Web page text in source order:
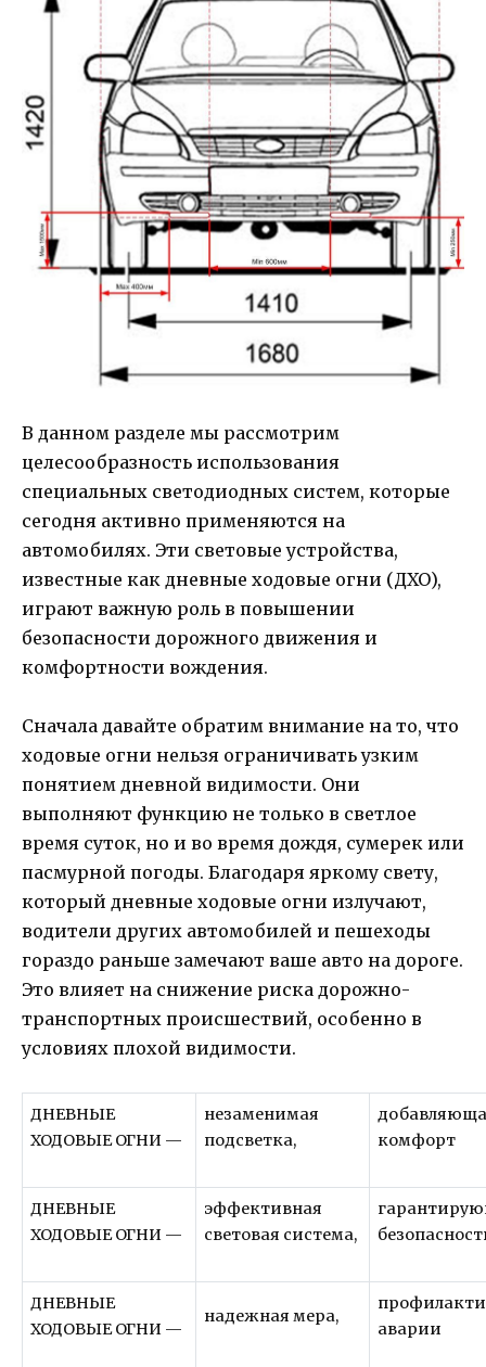
В данном разделе мы рассмотрим
целесообразность использования
специальных светодиодных систем, которые
сегодня активно применяются на
автомобилях. Эти световые устройства,
известные как дневные ходовые огни (ДХО),
играют важную роль в повышении
безопасности дорожного движения и
комфортности вождения.
Сначала давайте обратим внимание на то, что
ходовые огни нельзя ограничивать узким
понятием дневной видимости. Они
выполняют функцию не только в светлое
время суток, но и во время дождя, сумерек или
пасмурной погоды. Благодаря яркому свету,
который дневные ходовые огни излучают,
водители других автомобилей и пешеходы
гораздо раньше замечают ваше авто на дороге.
Это влияет на снижение риска дорожно-
транспортных происшествий, особенно в
условиях плохой видимости.
ДНЕВНЫЕ
ХОДОВЫЕ ОГНИ —
незаменимая
подсветка,
комфорт
ДНЕВНЫЕ
ХОДОВЫЕ ОГНИ —
эффективная
световая система,
ДНЕВНЫЕ
ХОДОВЫЕ ОГНИ —
надежная мера,
аварии